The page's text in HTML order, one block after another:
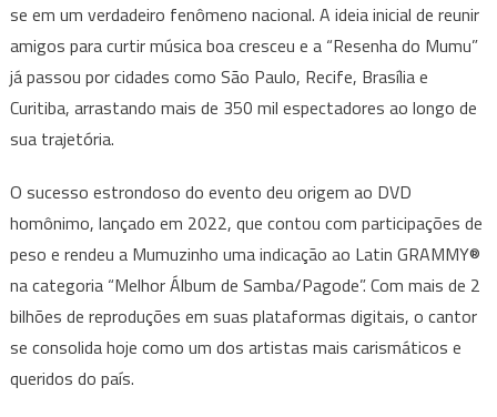
se em um verdadeiro fenômeno nacional. A ideia inicial de reunir
amigos para curtir música boa cresceu e a “Resenha do Mumu”
já passou por cidades como São Paulo, Recife, Brasília e
Curitiba, arrastando mais de 350 mil espectadores ao longo de
sua trajetória.
O sucesso estrondoso do evento deu origem ao DVD
homônimo, lançado em 2022, que contou com participações de
peso e rendeu a Mumuzinho uma indicação ao Latin GRAMMY®
na categoria “Melhor Álbum de Samba/Pagode”. Com mais de 2
bilhões de reproduções em suas plataformas digitais, o cantor
se consolida hoje como um dos artistas mais carismáticos e
queridos do país.